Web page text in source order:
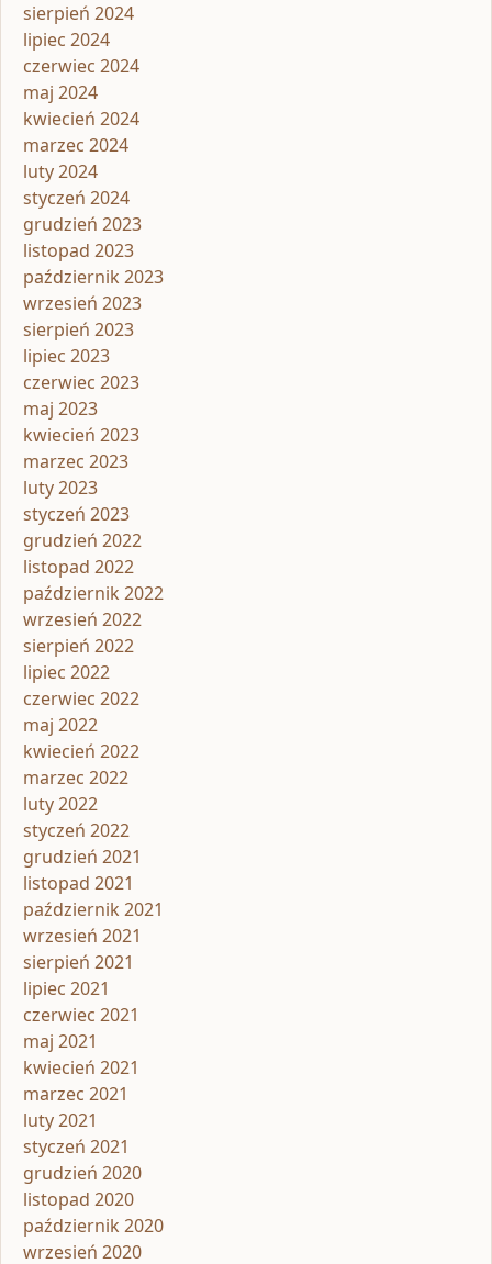
sierpień 2024
lipiec 2024
czerwiec 2024
maj 2024
kwiecień 2024
marzec 2024
luty 2024
styczeń 2024
grudzień 2023
listopad 2023
październik 2023
wrzesień 2023
sierpień 2023
lipiec 2023
czerwiec 2023
maj 2023
kwiecień 2023
marzec 2023
luty 2023
styczeń 2023
grudzień 2022
listopad 2022
październik 2022
wrzesień 2022
sierpień 2022
lipiec 2022
czerwiec 2022
maj 2022
kwiecień 2022
marzec 2022
luty 2022
styczeń 2022
grudzień 2021
listopad 2021
październik 2021
wrzesień 2021
sierpień 2021
lipiec 2021
czerwiec 2021
maj 2021
kwiecień 2021
marzec 2021
luty 2021
styczeń 2021
grudzień 2020
listopad 2020
październik 2020
wrzesień 2020